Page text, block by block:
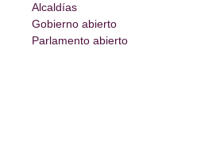
Alcaldías
Gobierno abierto
Parlamento abierto